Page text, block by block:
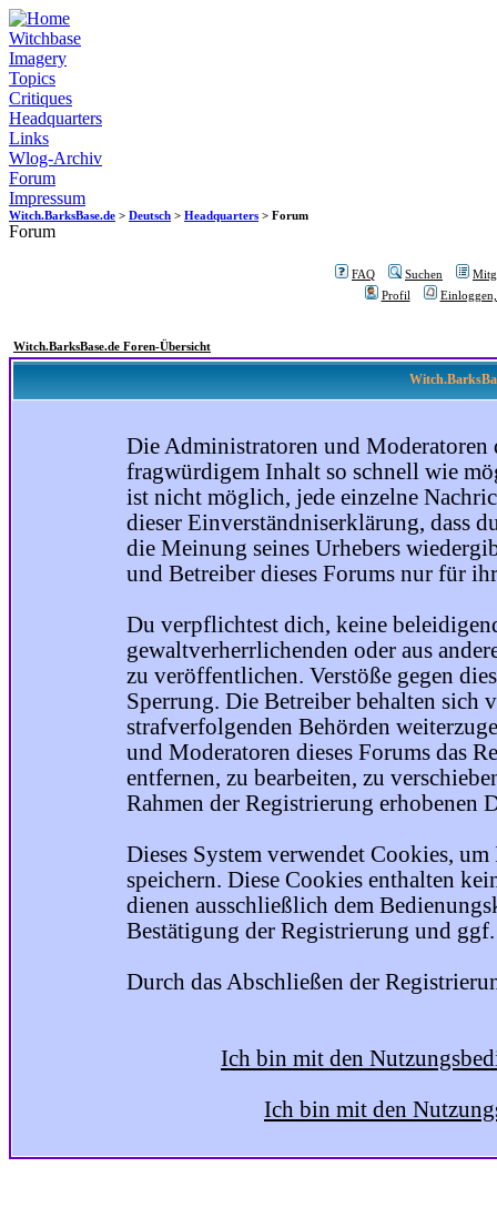
Witchbase
Imagery
Topics
Critiques
Headquarters
Links
Wlog-Archiv
Forum
Impressum
Witch.BarksBase.de > Deutsch > Headquarters > Forum
Forum
FAQ Suchen
Profil
Witch.BarksBase.de Foren-Übersicht
Die Administratoren und Moderatoren
fragwürdigem Inhalt so schnell wie
ist nicht möglich, jede einzelne
dieser Einverständniserklärung, dass
die Meinung seines Urhebers
und Betreiber dieses Forums nur für
Du verpflichtest dich, keine
gewaltverherrlichenden oder aus
zu veröffentlichen. Verstöße gegen
Sperrung. Die Betreiber behalten sich
strafverfolgenden Behörden
und Moderatoren dieses Forums das
entfernen, zu bearbeiten, zu
Rahmen der Registrierung erhobenen
Dieses System verwendet Cookies,
speichern. Diese Cookies enthalten
dienen ausschließlich dem
Bestätigung der Registrierung und ggf.
Durch das Abschließen der
Ich bin mit den
Ich bin mit den